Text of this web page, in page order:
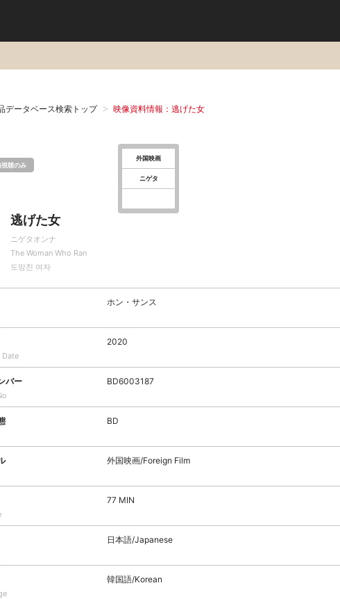
データベース検索トップ 映像資料情報：逃げた女
聴のみ
外国映画
ニゲタ
逃げた女
ニゲタオンナ
The Woman Who Ran
도망친 여자
ホン・サンス
Date
2020
バー BD6003187
BD
外国映画/Foreign Film
77 MIN
日本語/Japanese
韓国語/Korean